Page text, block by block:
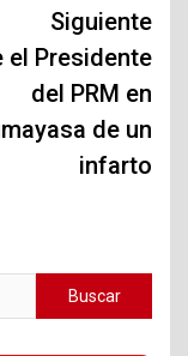
Siguiente
el Presidente
del PRM en
de un
infarto